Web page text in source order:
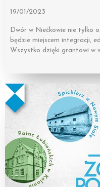
19/01/2023
Dwór w Niećkowie nie tylko
będzie miejscem integracji,
Wszystko dzięki grantowi w